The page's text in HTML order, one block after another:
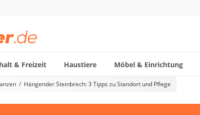
& Freizeit Haustiere Möbel & Einrichtung
KategorieHängender Steinbrech: 3 Tipps zu Standort und Pflege